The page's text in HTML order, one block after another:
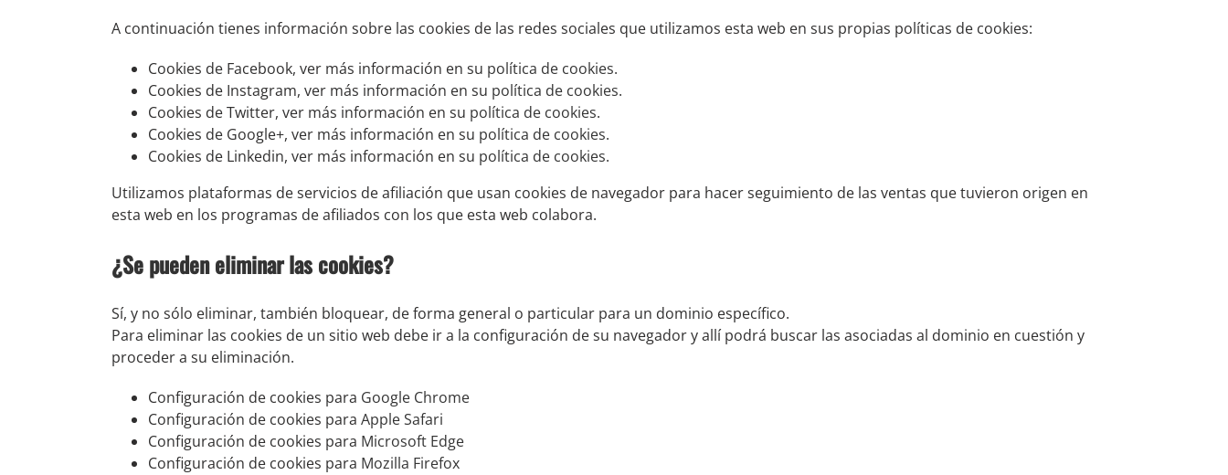
A continuación tienes información sobre las cookies de las redes sociales que utilizamos esta web en sus propias políticas de cookies:
Cookies de Facebook, ver más información en su política de cookies.
Cookies de Instagram, ver más información en su política de cookies.
Cookies de Twitter, ver más información en su política de cookies.
Cookies de Google+, ver más información en su política de cookies.
Cookies de Linkedin, ver más información en su política de cookies.
Utilizamos plataformas de servicios de afiliación que usan cookies de navegador para hacer seguimiento de las ventas que tuvieron origen en
esta web en los programas de afiliados con los que esta web colabora.
¿Se pueden eliminar las cookies?
Sí, y no sólo eliminar, también bloquear, de forma general o particular para un dominio específico.
Para eliminar las cookies de un sitio web debe ir a la configuración de su navegador y allí podrá buscar las asociadas al dominio en cuestión y
proceder a su eliminación.
Configuración de cookies para Google Chrome
Configuración de cookies para Apple Safari
Configuración de cookies para Microsoft Edge
Configuración de cookies para Mozilla Firefox